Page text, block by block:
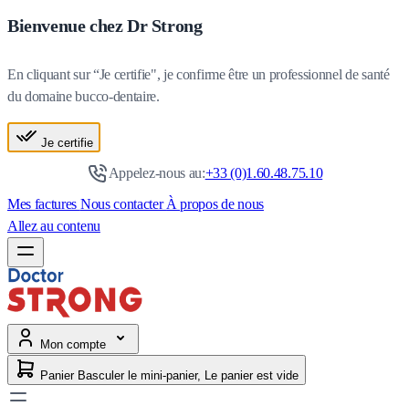
Bienvenue chez Dr Strong
En cliquant sur “Je certifie", je confirme être un professionnel de santé
du domaine bucco-dentaire.
Je certifie
Appelez-nous au:+33 (0)1.60.48.75.10
Mes factures Nous contacterÀ propos de nous
Allez au contenu
Mon compte
Panier Basculer le mini-panier, Le panier est vide